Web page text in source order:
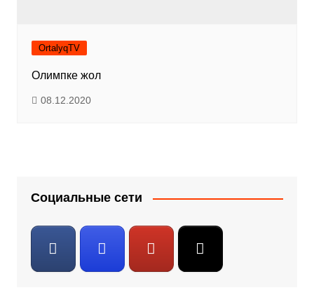
OrtalyqTV
Олимпке жол
08.12.2020
Социальные сети